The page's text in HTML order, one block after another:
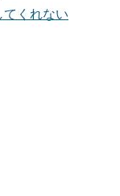
てくれない